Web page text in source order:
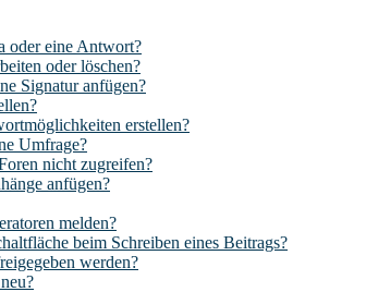
oder eine Antwort?
oder löschen?
Signatur anfügen?
erstellen?
Umfrage?
nicht zugreifen?
anfügen?
melden?
beim Schreiben eines Beitrags?
werden?